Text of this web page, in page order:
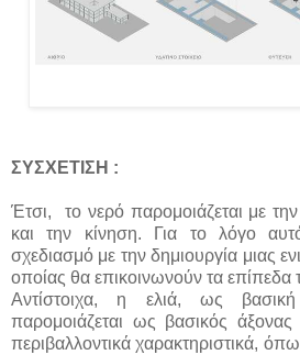
ΣΥΣΧΕΤΙΣΗ :
Έτσι, το νερό παρομοιάζεται με την
και την κίνηση. Για το λόγο
σχεδιασμό με την δημιουργία μιας
οποίας θα επικοινωνούν τα επίπεδα
Αντίστοιχα, η ελιά, ως
παρομοιάζεται ως βασικός
περιβαλλοντικά χαρακτηριστικά,